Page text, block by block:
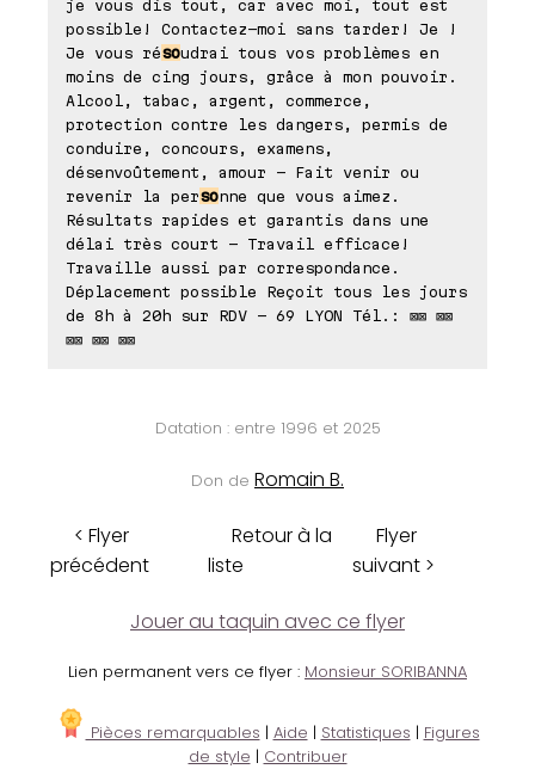
je vous dis tout, car avec moi, tout est
possible! Contactez-moi sans tarder! Je !
Je vous résoudrai tous vos problèmes en
moins de cing jours, grâce à mon pouvoir.
Alcool, tabac, argent, commerce,
protection contre les dangers, permis de
conduire, concours, examens,
désenvoûtement, amour - Fait venir ou
revenir la personne que vous aimez.
Résultats rapides et garantis dans une
délai très court - Travail efficace!
Travaille aussi par correspondance.
Déplacement possible Reçoit tous les jours
de 8h à 20h sur RDV - 69 LYON Tél.: ⊠⊠ ⊠⊠
⊠⊠ ⊠⊠ ⊠⊠
Datation : entre 1996 et 2025
Don de Romain B.
< Flyer
précédent
Retour à la
liste
Flyer
suivant >
Jouer au taquin avec ce flyer
Lien permanent vers ce flyer : Monsieur SORIBANNA
Pièces remarquables | Aide | Statistiques | Figures
de style | Contribuer